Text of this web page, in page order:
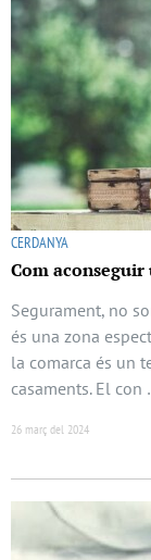
CERDANYA
Com aconseguir
Segurament, no
és una zona
la comarca és un
casaments. El con
26 març del 2024